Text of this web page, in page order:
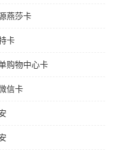
燕莎卡
卡
购物中心卡
信卡